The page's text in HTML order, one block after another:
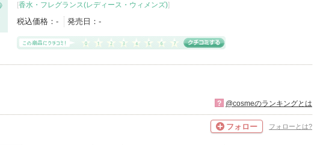
[香水・フレグランス(レディース・ウィメンズ)]
税込価格： - 発売日： -
? @cosmeのランキングとは
フォロー フォローとは?